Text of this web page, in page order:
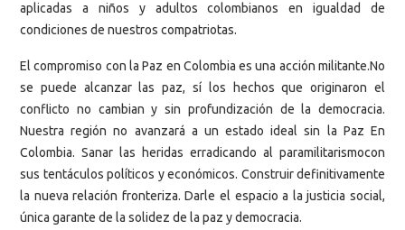
aplicadas a niños y adultos colombianos en igualdad de
condiciones de nuestros compatriotas.
El compromiso con la Paz en Colombia es una acción militante.No
se puede alcanzar las paz, sí los hechos que originaron el
conflicto no cambian y sin profundización de la democracia.
Nuestra región no avanzará a un estado ideal sin la Paz En
Colombia. Sanar las heridas erradicando al paramilitarismocon
sus tentáculos políticos y económicos. Construir definitivamente
la nueva relación fronteriza. Darle el espacio a la justicia social,
única garante de la solidez de la paz y democracia.